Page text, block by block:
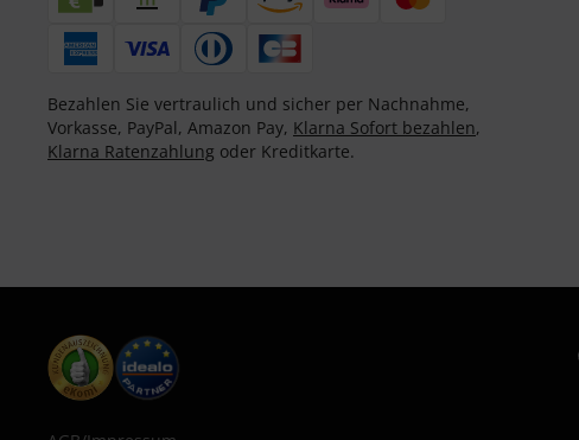
Bezahlen Sie vertraulich und sicher per Nachnahme,
Vorkasse, PayPal, Amazon Pay, Klarna Sofort bezahlen,
Klarna Ratenzahlung oder Kreditkarte.